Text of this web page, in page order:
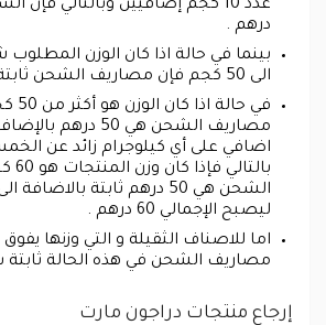
درهم .
الى 50 كجم فإن مصاريف الشحن ثابتة هي 50 درهم .
في
اضافي على أي كيلوجرام زائد عن
ليصبح الإجمالي 60 درهم .
اما للاصناف الثقيلة و التي وزنها
مصاريف الشحن في هذه الحالة ثابتة ستكون
إرجاع منتجات دراجون مارت